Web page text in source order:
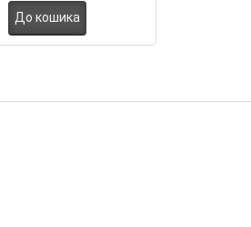
До кошика